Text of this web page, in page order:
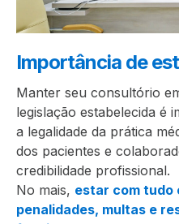
Importância de
Manter seu consultório
legislação estabelecida é
a legalidade da prática
dos pacientes e
credibilidade profissional.
No mais, estar com tudo
penalidades, multas e